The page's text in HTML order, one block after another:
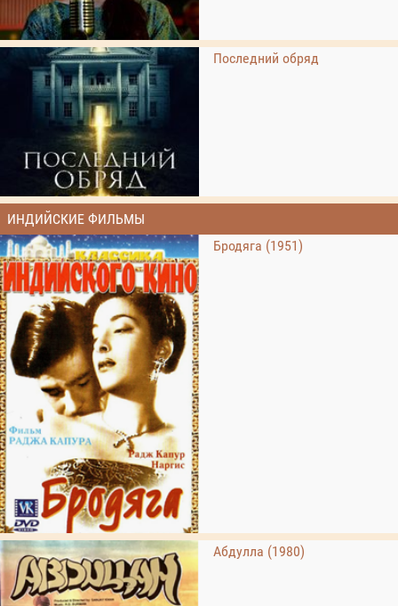
Последний обряд
ИНДИЙСКИЕ ФИЛЬМЫ
Бродяга (1951)
Абдулла (1980)